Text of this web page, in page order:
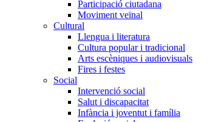
Participació ciutadana
Moviment veïnal
Cultural
Llengua i literatura
Cultura popular i tradicional
Arts escèniques i audiovisuals
Fires i festes
Social
Intervenció social
Salut i discapacitat
Infància i joventut i família